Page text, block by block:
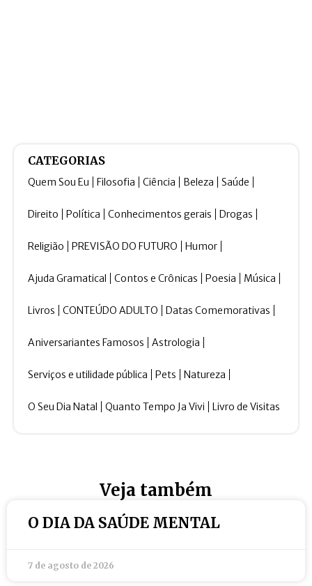
CATEGORIAS
Quem Sou Eu Filosofia Ciência Beleza Saúde
Direito Política Conhecimentos gerais Drogas
Religião PREVISÃO DO FUTURO Humor
Ajuda Gramatical Contos e Crônicas Poesia Música
Livros CONTEÚDO ADULTO Datas Comemorativas
Aniversariantes Famosos Astrologia
Serviços e utilidade pública Pets Natureza
O Seu Dia Natal Quanto Tempo Ja Vivi Livro de Visitas
Veja também
O DIA DA SAÚDE MENTAL
7 de agosto de 2026